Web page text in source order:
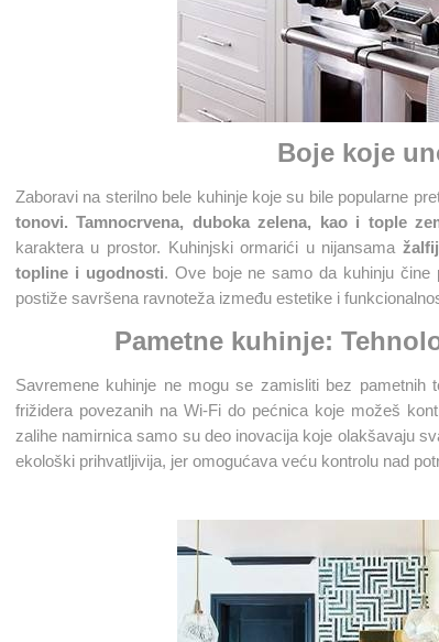
Boje koje
Zaboravi na sterilno bele kuhinje koje su bile popularne
tonovi. Tamnocrvena, duboka zelena, kao i tople
karaktera u prostor. Kuhinjski ormarići u nijansama
topline i ugodnosti. Ove boje ne samo da kuhinju
postiže savršena ravnoteža između estetike i
Pametne kuhinje:
Savremene kuhinje ne mogu se zamisliti bez pametnih
frižidera povezanih na Wi-Fi do pećnica koje možeš
zalihe namirnica samo su deo inovacija koje olakšavaju
ekološki prihvatljivija, jer omogućava veću kontrolu nad